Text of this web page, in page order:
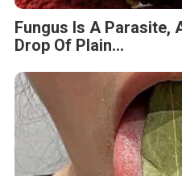
Fungus Is A Parasite,
Drop Of Plain...